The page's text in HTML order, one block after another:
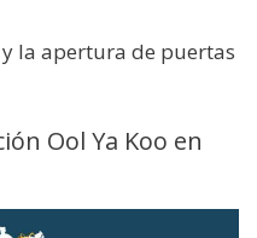
y la apertura de puertas
Ool Ya Koo en